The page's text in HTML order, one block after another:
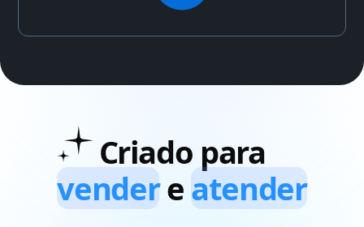
Criado para
vendereatender